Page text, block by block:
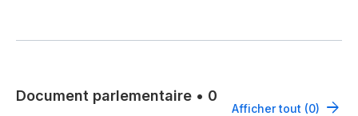
Document parlementaire • 0
Afficher tout (0)